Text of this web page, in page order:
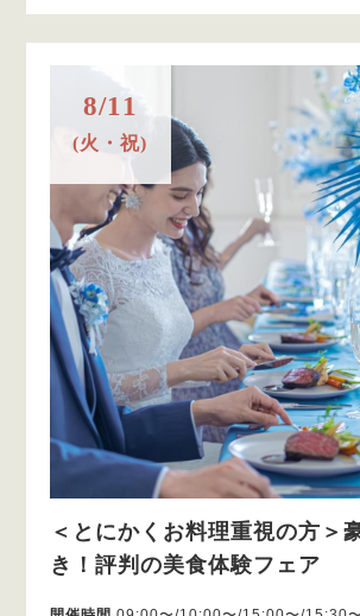
8/11
(火・祝)
＜とにかくお料理重視の方＞
き！評判の美食体験フェア